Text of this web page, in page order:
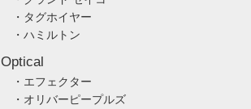
・タグホイヤー
・ハミルトン
Optical
・エフェクター
・オリバーピープルズ